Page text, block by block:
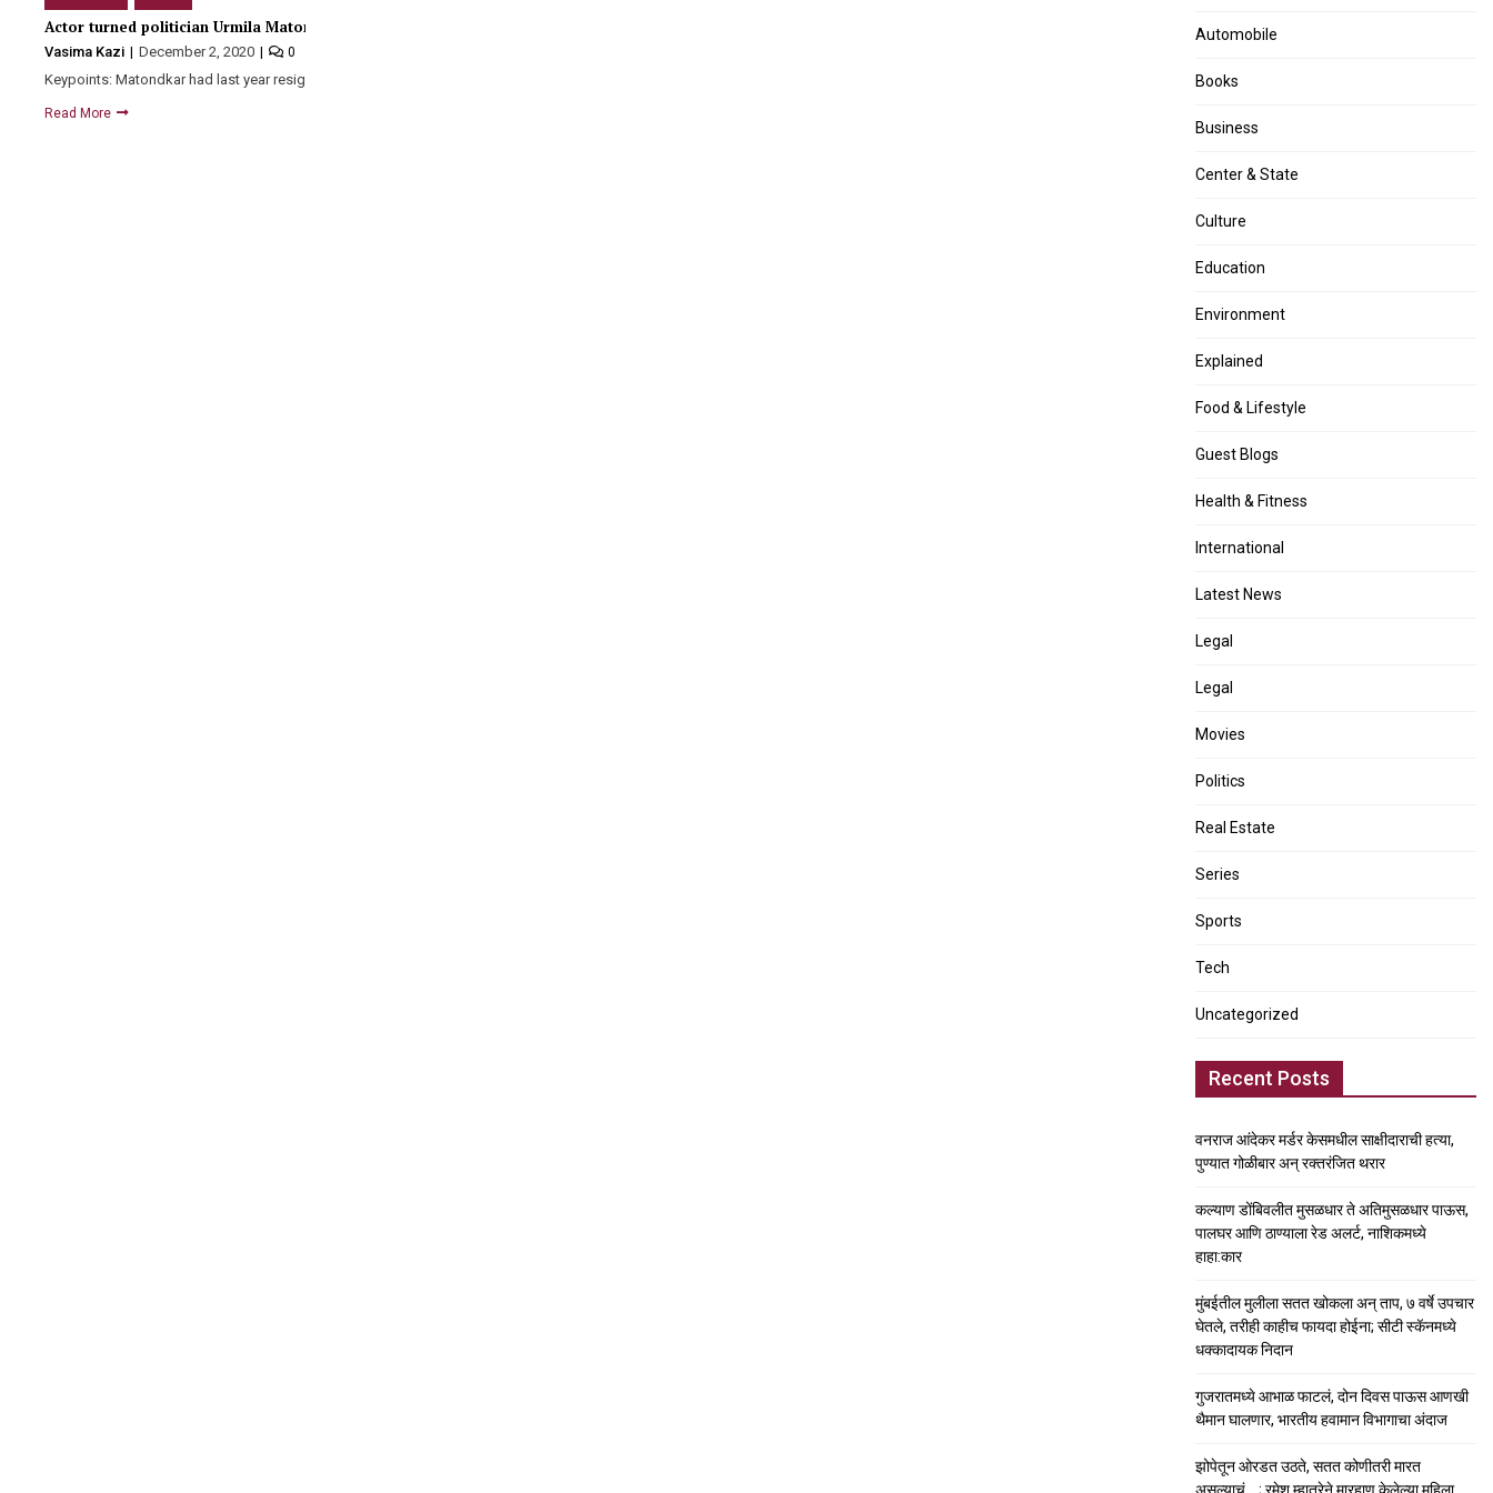
Actor turned politician Urmila Matondkar joins Shiv Sena in presence of party chief and Maharashtra CM Uddhav Thackeray.
Vasima Kazi December 2, 2020 0
Keypoints: Matondkar had last year resigned from the Congress party,…
Read More
Automobile
Books
Business
Center & State
Culture
Education
Environment
Explained
Food & Lifestyle
Guest Blogs
Health & Fitness
International
Latest News
Legal
Legal
Movies
Politics
Real Estate
Series
Sports
Tech
Uncategorized
Recent Posts
वनराज आंदेकर मर्डर केसमधील साक्षीदाराची हत्या,
पुण्यात गोळीबार अन् रक्तरंजित थरार
कल्याण डोंबिवलीत मुसळधार ते अतिमुसळधार पाऊस,
पालघर आणि ठाण्याला रेड अलर्ट, नाशिकमध्ये
हाहा:कार
मुंबईतील मुलीला सतत खोकला अन् ताप, ७ वर्षे उपचार
घेतले, तरीही काहीच फायदा होईना; सीटी स्कॅनमध्ये
धक्कादायक निदान
गुजरातमध्ये आभाळ फाटलं, दोन दिवस पाऊस आणखी
थैमान घालणार, भारतीय हवामान विभागाचा अंदाज
झोपेतून ओरडत उठते, सतत कोणीतरी मारत